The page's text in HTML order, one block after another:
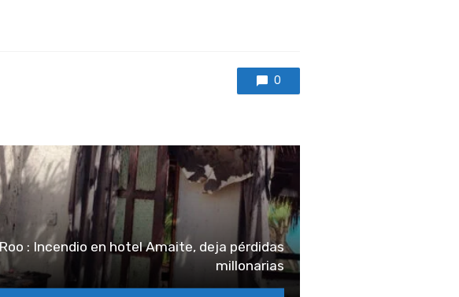
0
: Incendio en hotel Amaite, deja pérdidas
millonarias